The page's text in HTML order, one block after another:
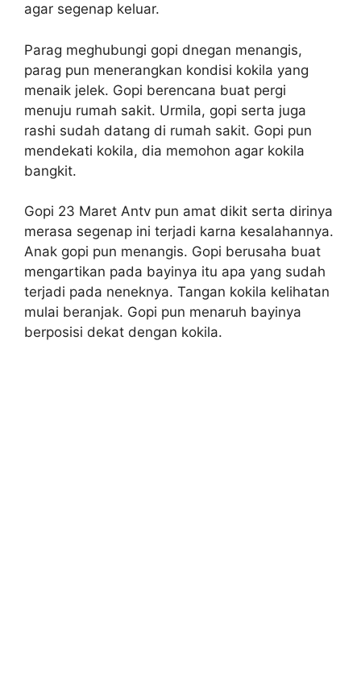
agar segenap keluar.
Parag meghubungi gopi dnegan menangis,
parag pun menerangkan kondisi kokila yang
menaik jelek. Gopi berencana buat pergi
menuju rumah sakit. Urmila, gopi serta juga
rashi sudah datang di rumah sakit. Gopi pun
mendekati kokila, dia memohon agar kokila
bangkit.
Gopi 23 Maret Antv pun amat dikit serta dirinya
merasa segenap ini terjadi karna kesalahannya.
Anak gopi pun menangis. Gopi berusaha buat
mengartikan pada bayinya itu apa yang sudah
terjadi pada neneknya. Tangan kokila kelihatan
mulai beranjak. Gopi pun menaruh bayinya
berposisi dekat dengan kokila.